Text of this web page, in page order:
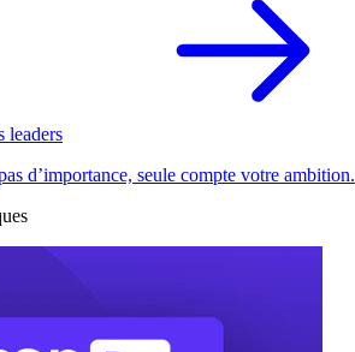
leaders
d’importance, seule compte votre ambition.